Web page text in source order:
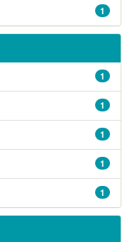
1
1
1
1
1
1